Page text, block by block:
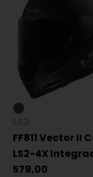
FF811 Vector II
LS2-4X
579,00